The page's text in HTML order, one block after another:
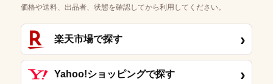
価格や送料、出品者、状態を確認してから利用してください。
楽天市場で探す ›
Yahoo!ショッピングで探す ›